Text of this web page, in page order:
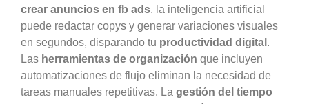
crear anuncios en fb ads, la inteligencia artificial
puede redactar copys y generar variaciones visuales
en segundos, disparando tu productividad digital .
Las herramientas de organización que incluyen
automatizaciones de flujo eliminan la necesidad de
tareas manuales repetitivas. La gestión del tiempo